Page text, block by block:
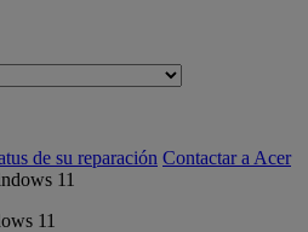
de su reparación Contactar a Acer
11